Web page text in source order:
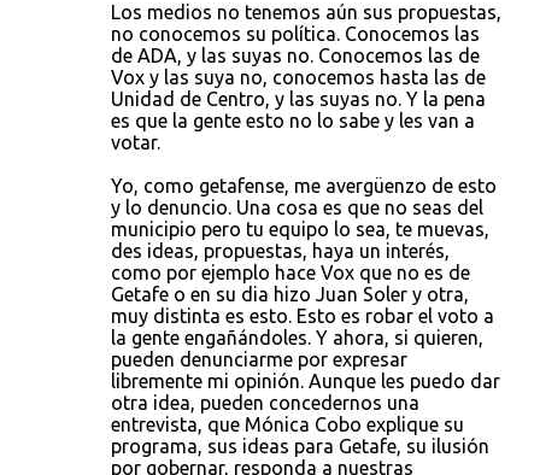
Los medios no tenemos aún sus propuestas,
no conocemos su política. Conocemos las
de ADA, y las suyas no. Conocemos las de
Vox y las suya no, conocemos hasta las de
Unidad de Centro, y las suyas no. Y la pena
es que la gente esto no lo sabe y les van a
votar.
Yo, como getafense, me avergüenzo de esto
y lo denuncio. Una cosa es que no seas del
municipio pero tu equipo lo sea, te muevas,
des ideas, propuestas, haya un interés,
como por ejemplo hace Vox que no es de
Getafe o en su dia hizo Juan Soler y otra,
muy distinta es esto. Esto es robar el voto a
la gente engañándoles. Y ahora, si quieren,
pueden denunciarme por expresar
libremente mi opinión. Aunque les puedo dar
otra idea, pueden concedernos una
entrevista, que Mónica Cobo explique su
programa, sus ideas para Getafe, su ilusión
por gobernar, responda a nuestras